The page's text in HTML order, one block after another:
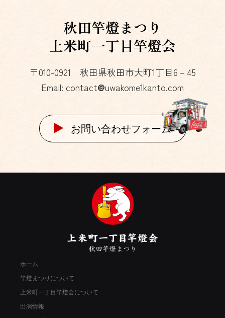
秋田竿燈まつり
上米町一丁目竿燈会
〒010-0921 秋田県秋田市大町1丁目6－45
Email: contact
uwakome1kanto.com
お問い合わせフォーム
ホーム
竿燈まつりについて
上米町一丁目竿燈会について
出演情報